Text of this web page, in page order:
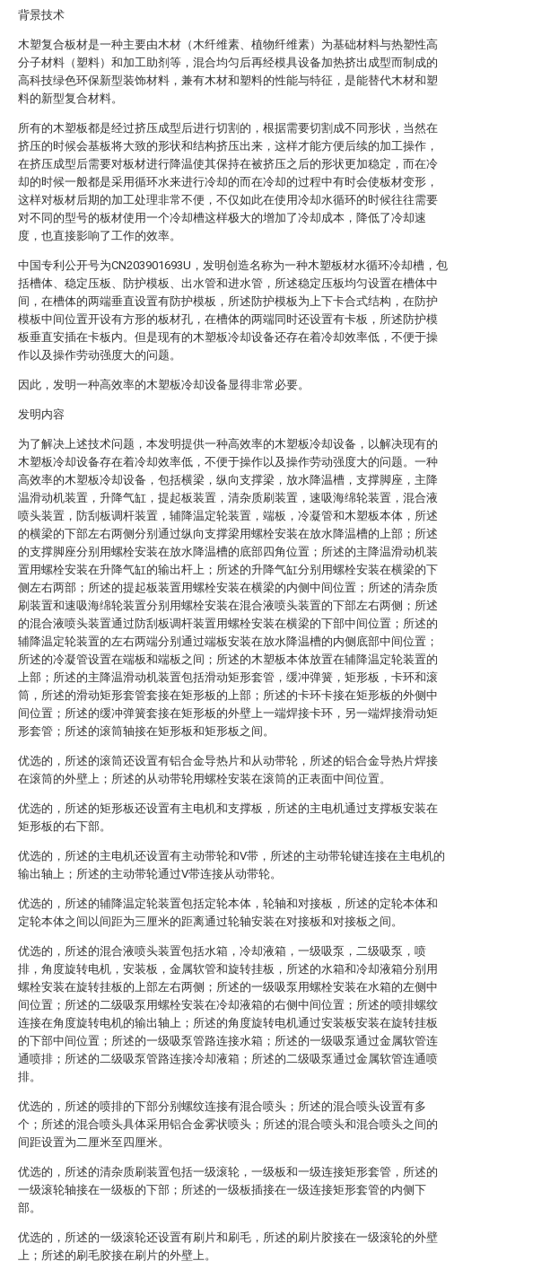
背景技术
木塑复合板材是一种主要由木材（木纤维素、植物纤维素）为基础材料与热塑性高
分子材料（塑料）和加工助剂等，混合均匀后再经模具设备加热挤出成型而制成的
高科技绿色环保新型装饰材料，兼有木材和塑料的性能与特征，是能替代木材和塑
料的新型复合材料。
所有的木塑板都是经过挤压成型后进行切割的，根据需要切割成不同形状，当然在
挤压的时候会基板将大致的形状和结构挤压出来，这样才能方便后续的加工操作，
在挤压成型后需要对板材进行降温使其保持在被挤压之后的形状更加稳定，而在冷
却的时候一般都是采用循环水来进行冷却的而在冷却的过程中有时会使板材变形，
这样对板材后期的加工处理非常不便，不仅如此在使用冷却水循环的时候往往需要
对不同的型号的板材使用一个冷却槽这样极大的增加了冷却成本，降低了冷却速
度，也直接影响了工作的效率。
中国专利公开号为CN203901693U，发明创造名称为一种木塑板材水循环冷却槽，包
括槽体、稳定压板、防护模板、出水管和进水管，所述稳定压板均匀设置在槽体中
间，在槽体的两端垂直设置有防护模板，所述防护模板为上下卡合式结构，在防护
模板中间位置开设有方形的板材孔，在槽体的两端同时还设置有卡板，所述防护模
板垂直安插在卡板内。但是现有的木塑板冷却设备还存在着冷却效率低，不便于操
作以及操作劳动强度大的问题。
因此，发明一种高效率的木塑板冷却设备显得非常必要。
发明内容
为了解决上述技术问题，本发明提供一种高效率的木塑板冷却设备，以解决现有的
木塑板冷却设备存在着冷却效率低，不便于操作以及操作劳动强度大的问题。一种
高效率的木塑板冷却设备，包括横梁，纵向支撑梁，放水降温槽，支撑脚座，主降
温滑动机装置，升降气缸，提起板装置，清杂质刷装置，速吸海绵轮装置，混合液
喷头装置，防刮板调杆装置，辅降温定轮装置，端板，冷凝管和木塑板本体，所述
的横梁的下部左右两侧分别通过纵向支撑梁用螺栓安装在放水降温槽的上部；所述
的支撑脚座分别用螺栓安装在放水降温槽的底部四角位置；所述的主降温滑动机装
置用螺栓安装在升降气缸的输出杆上；所述的升降气缸分别用螺栓安装在横梁的下
侧左右两部；所述的提起板装置用螺栓安装在横梁的内侧中间位置；所述的清杂质
刷装置和速吸海绵轮装置分别用螺栓安装在混合液喷头装置的下部左右两侧；所述
的混合液喷头装置通过防刮板调杆装置用螺栓安装在横梁的下部中间位置；所述的
辅降温定轮装置的左右两端分别通过端板安装在放水降温槽的内侧底部中间位置；
所述的冷凝管设置在端板和端板之间；所述的木塑板本体放置在辅降温定轮装置的
上部；所述的主降温滑动机装置包括滑动矩形套管，缓冲弹簧，矩形板，卡环和滚
筒，所述的滑动矩形套管套接在矩形板的上部；所述的卡环卡接在矩形板的外侧中
间位置；所述的缓冲弹簧套接在矩形板的外壁上一端焊接卡环，另一端焊接滑动矩
形套管；所述的滚筒轴接在矩形板和矩形板之间。
优选的，所述的滚筒还设置有铝合金导热片和从动带轮，所述的铝合金导热片焊接
在滚筒的外壁上；所述的从动带轮用螺栓安装在滚筒的正表面中间位置。
优选的，所述的矩形板还设置有主电机和支撑板，所述的主电机通过支撑板安装在
矩形板的右下部。
优选的，所述的主电机还设置有主动带轮和V带，所述的主动带轮键连接在主电机的
输出轴上；所述的主动带轮通过V带连接从动带轮。
优选的，所述的辅降温定轮装置包括定轮本体，轮轴和对接板，所述的定轮本体和
定轮本体之间以间距为三厘米的距离通过轮轴安装在对接板和对接板之间。
优选的，所述的混合液喷头装置包括水箱，冷却液箱，一级吸泵，二级吸泵，喷
排，角度旋转电机，安装板，金属软管和旋转挂板，所述的水箱和冷却液箱分别用
螺栓安装在旋转挂板的上部左右两侧；所述的一级吸泵用螺栓安装在水箱的左侧中
间位置；所述的二级吸泵用螺栓安装在冷却液箱的右侧中间位置；所述的喷排螺纹
连接在角度旋转电机的输出轴上；所述的角度旋转电机通过安装板安装在旋转挂板
的下部中间位置；所述的一级吸泵管路连接水箱；所述的一级吸泵通过金属软管连
通喷排；所述的二级吸泵管路连接冷却液箱；所述的二级吸泵通过金属软管连通喷
排。
优选的，所述的喷排的下部分别螺纹连接有混合喷头；所述的混合喷头设置有多
个；所述的混合喷头具体采用铝合金雾状喷头；所述的混合喷头和混合喷头之间的
间距设置为二厘米至四厘米。
优选的，所述的清杂质刷装置包括一级滚轮，一级板和一级连接矩形套管，所述的
一级滚轮轴接在一级板的下部；所述的一级板插接在一级连接矩形套管的内侧下
部。
优选的，所述的一级滚轮还设置有刷片和刷毛，所述的刷片胶接在一级滚轮的外壁
上；所述的刷毛胶接在刷片的外壁上。